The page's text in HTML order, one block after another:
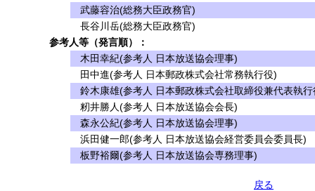
武藤容治(総務大臣政務官)
長谷川岳(総務大臣政務官)
参考人等（発言順）：
木田幸紀(参考人 日本放送協会理事)
田中進(参考人 日本郵政株式会社常務執行役)
鈴木康雄(参考人 日本郵政株式会社取締役兼代表執
籾井勝人(参考人 日本放送協会会長)
森永公紀(参考人 日本放送協会理事)
浜田健一郎(参考人 日本放送協会経営委員会委員長)
板野裕爾(参考人 日本放送協会専務理事)
戻る